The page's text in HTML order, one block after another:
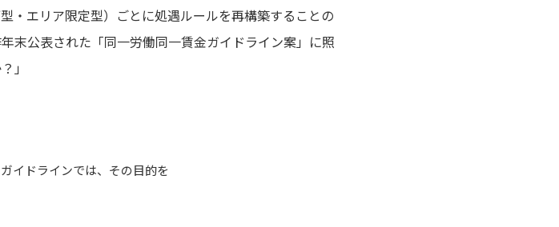
・エリア限定型）ごとに処遇ルールを再構築することの
末公表された「同一労働同一賃金ガイドライン案」に照
」
イドラインでは、その目的を